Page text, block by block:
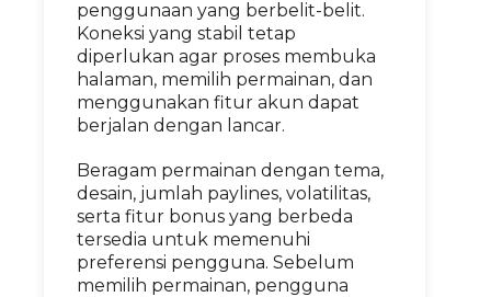
penggunaan yang berbelit-belit.
Koneksi yang stabil tetap
diperlukan agar proses membuka
halaman, memilih permainan, dan
menggunakan fitur akun dapat
berjalan dengan lancar.
Beragam permainan dengan tema,
desain, jumlah paylines, volatilitas,
serta fitur bonus yang berbeda
tersedia untuk memenuhi
preferensi pengguna. Sebelum
memilih permainan, pengguna